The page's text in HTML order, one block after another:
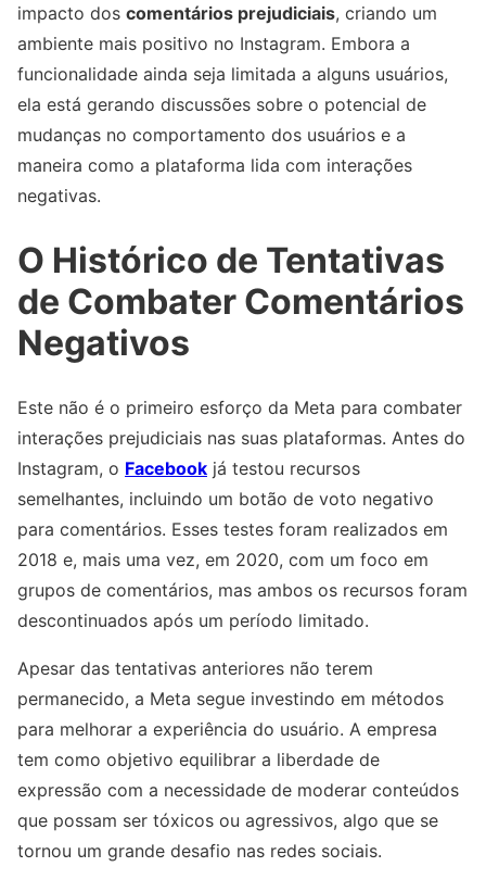
impacto dos comentários prejudiciais, criando um
ambiente mais positivo no Instagram. Embora a
funcionalidade ainda seja limitada a alguns usuários,
ela está gerando discussões sobre o potencial de
mudanças no comportamento dos usuários e a
maneira como a plataforma lida com interações
negativas.
O Histórico de Tentativas
de Combater Comentários
Negativos
Este não é o primeiro esforço da Meta para combater
interações prejudiciais nas suas plataformas. Antes do
Instagram, o Facebook já testou recursos
semelhantes, incluindo um botão de voto negativo
para comentários. Esses testes foram realizados em
2018 e, mais uma vez, em 2020, com um foco em
grupos de comentários, mas ambos os recursos foram
descontinuados após um período limitado.
Apesar das tentativas anteriores não terem
permanecido, a Meta segue investindo em métodos
para melhorar a experiência do usuário. A empresa
tem como objetivo equilibrar a liberdade de
expressão com a necessidade de moderar conteúdos
que possam ser tóxicos ou agressivos, algo que se
tornou um grande desafio nas redes sociais.